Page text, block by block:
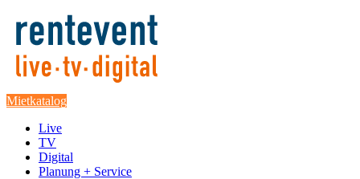
Mietkatalog
Live
TV
Digital
Planung + Service